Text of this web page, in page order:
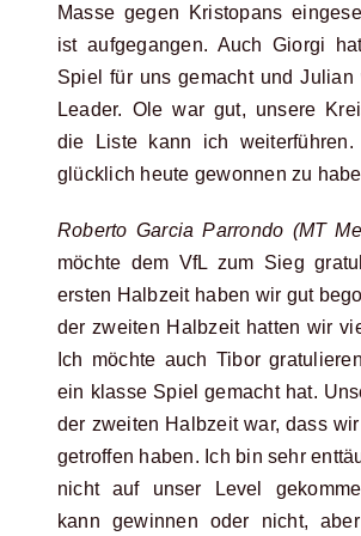
Masse gegen Kristopans
ist aufgegangen. Auch Giorgi
Spiel für uns gemacht und Julian
Leader. Ole war gut, unsere
die Liste kann ich
glücklich heute gewonnen zu
Roberto Garcia Parrondo (MT
möchte dem VfL zum Sieg
ersten Halbzeit haben wir gut
der zweiten Halbzeit hatten wir
Ich möchte auch Tibor
ein klasse Spiel gemacht hat.
der zweiten Halbzeit war, dass
getroffen haben. Ich bin sehr
nicht auf unser Level
kann gewinnen oder nicht,